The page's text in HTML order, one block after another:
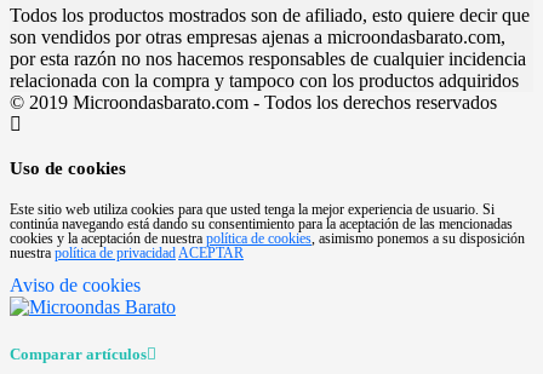
Todos los productos mostrados son de afiliado, esto quiere decir que
son vendidos por otras empresas ajenas a microondasbarato.com,
por esta razón no nos hacemos responsables de cualquier incidencia
relacionada con la compra y tampoco con los productos adquiridos
© 2019 Microondasbarato.com - Todos los derechos reservados
Uso de cookies
Este sitio web utiliza cookies para que usted tenga la mejor experiencia de usuario. Si
continúa navegando está dando su consentimiento para la aceptación de las mencionadas
cookies y la aceptación de nuestra política de cookies , asimismo ponemos a su disposición
nuestra política de privacidad ACEPTAR
Aviso de cookies
Comparar artículos